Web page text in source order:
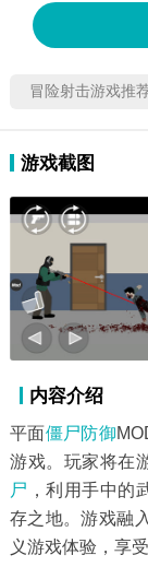
冒险射击游戏推
游戏截图
内容介绍
平面僵尸防御
游戏。玩家将在
尸 ，利用手中的
存之地。游戏融
义游戏体验，享